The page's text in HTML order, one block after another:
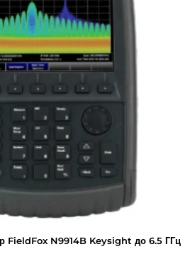
FieldFox N9914B Keysight до 6.5 ГГц